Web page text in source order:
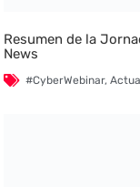
Resumen de la
News
#CyberWebinar,